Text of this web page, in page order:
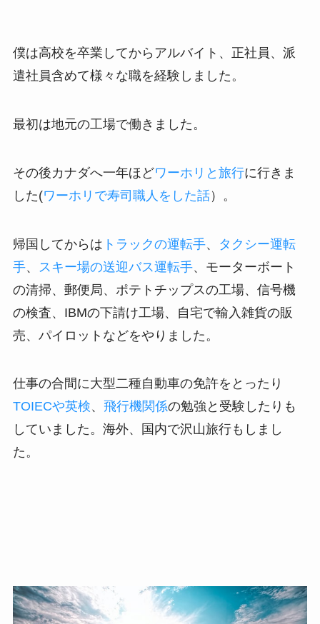
僕は高校を卒業してからアルバイト、正社員、派
遣社員含めて様々な職を経験しました。
最初は地元の工場で働きました。
その後カナダへ一年ほどワーホリと旅行に行きま
した(ワーホリで寿司職人をした話）。
帰国してからは トラックの運転手、
タクシー運転
手、 スキー場の送迎バス運転手、モーターボート
の清掃、郵便局、ポテトチップスの工場、信号機
の検査、IBMの下請け工場、自宅で輸入雑貨の販
売、パイロットなどをやりました。
仕事の合間に大型二種自動車の免許をとったり
TOIECや英検、 飛行機関係の勉強と受験したりも
していました。海外、国内で沢山旅行もしまし
た。